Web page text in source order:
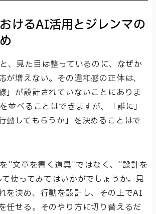
けるAI活用とジレンマの
、見た目は整っているのに、なぜか
が増えない。その違和感の正体は、
」が設計されていないことにありま
並べることはできますが、「誰に」
動してもらうか」を決めることはで
“文章を書く道具”ではなく、“設計を
使ってみてはいかがでしょうか。見
を決め、行動を設計し、その上でAI
任せる。そのやり方に切り替えるだ